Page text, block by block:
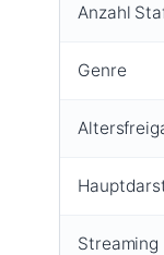
Anzahl
Genre
Streaming